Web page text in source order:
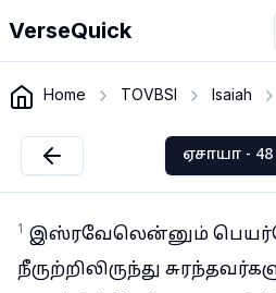
VerseQuick
Home TOVBSI Isaiah
ஏசாயா - 48
1 இஸ்ரவேலென்னும்
நீருற்றிலிருந்து